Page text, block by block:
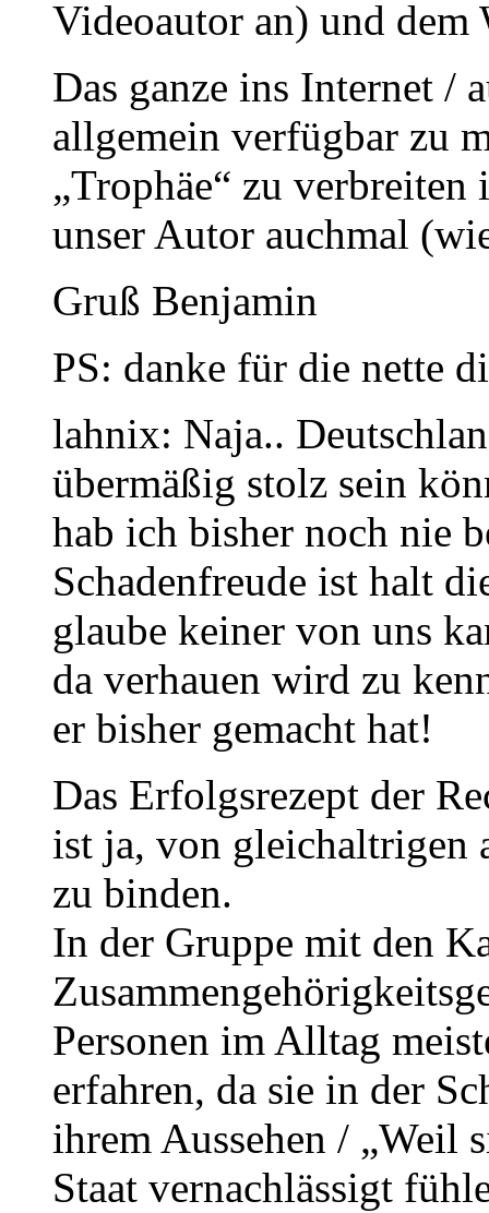
Videoautor an) und dem
Das ganze ins Internet /
allgemein verfügbar zu
„Trophäe“ zu
unser Autor auchmal
Gruß Benjamin
PS: danke für die nette
lahnix: Naja..
übermäßig stolz sein
hab ich bisher noch nie
Schadenfreude ist halt
glaube keiner von uns
da verhauen wird zu
er bisher gemacht hat!
Das Erfolgsrezept der
ist ja, von gleichaltrigen
zu binden.
In der Gruppe mit den
Personen im Alltag
erfahren, da sie in der
ihrem Aussehen / „Weil
Staat vernachlässigt